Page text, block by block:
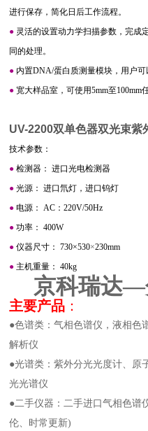
进行保存，简化日后工作流程。
● 灵活的设置动力学扫描参数，完成
同的处理。
● 内置DNA/蛋白质测量模块，用户
●宽大样品室，可使用5mm至100mm
UV-2200双单色器双光束紫
技术参数：
● 检测器： 进口光电检测器
● 光源： 进口氘灯，进口钨灯
● 电源： AC：220V/50Hz
● 功率： 400W
●仪器尺寸： 730×530×230mm
● 主机重量： 40kg
京科瑞达—
主要产品 ：
●色谱类：气相色谱仪，液相色
解析仪
●光谱类：紫外分光光度计、原
光光谱仪
●二手仪器：二手进口气相色谱
伦、时常更新)